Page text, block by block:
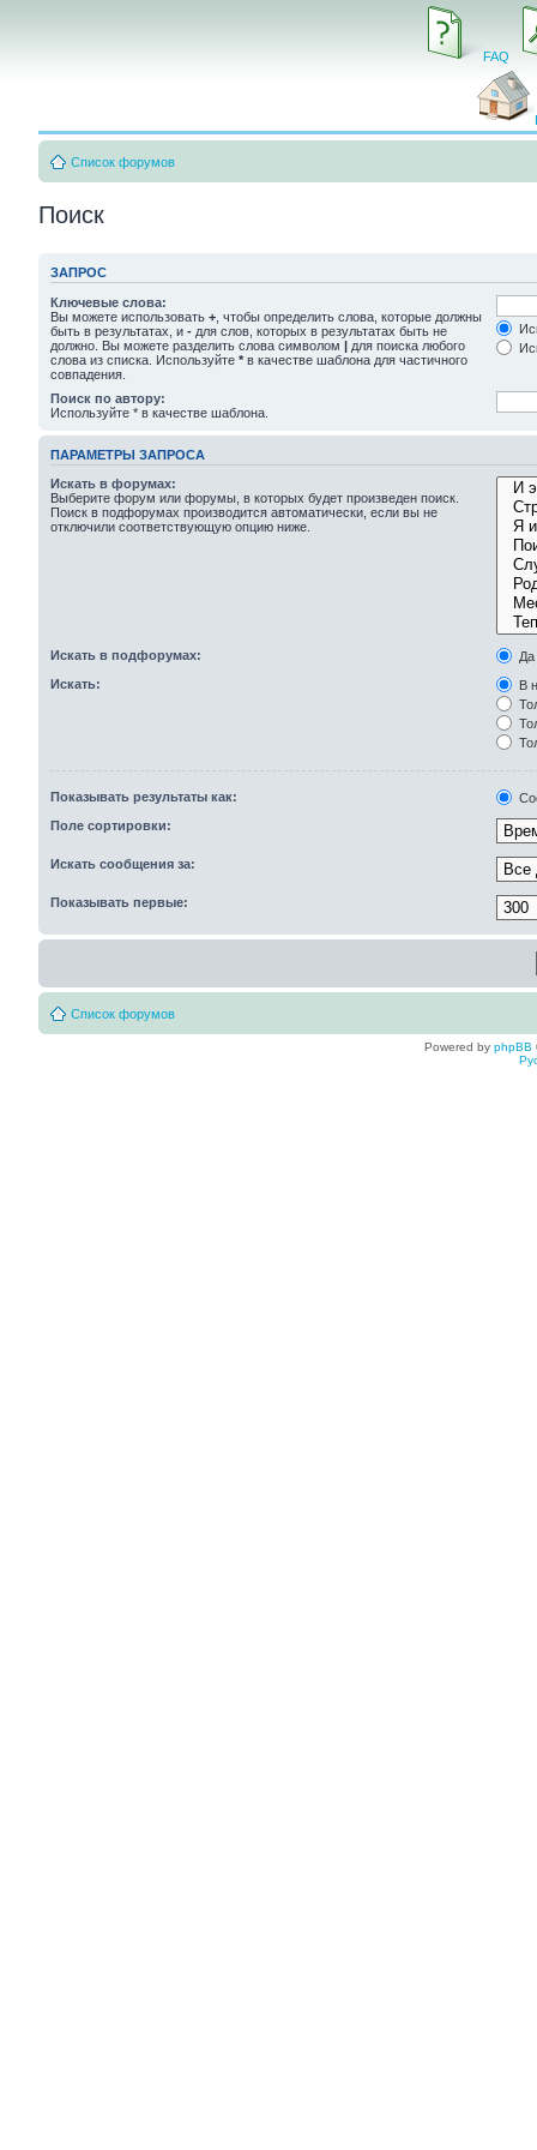
FAQ
Список форумов
Поиск
ЗАПРОС
Ключевые слова:
Вы можете использовать + , чтобы определить слова, которые должны
быть в результатах, и - для слов, которых в результатах быть не
должно. Вы можете разделить слова символом | для поиска любого
слова из списка. Используйте * в качестве шаблона для частичного
совпадения.
Поиск по автору:
Используйте * в качестве шаблона.
ПАРАМЕТРЫ ЗАПРОСА
Искать в форумах:
Выберите форум или форумы, в которых будет произведен поиск.
Поиск в подфорумах производится автоматически, если вы не
отключили соответствующую опцию ниже.
Искать в подфорумах:
Да
Искать:
В
Показывать результаты как:
Поле сортировки:
Искать сообщения за:
Показывать первые:
Список форумов
Powered by phpBB